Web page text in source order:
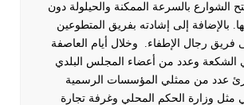
الشوارع بالسرعة الممكنة والحيلولة دون
بالإضافة إلى إشادته بفريق المتطوعين
فريق رجال الإطفاء.
وخلال أيام العاصفة
الشكعة وعدد من أعضاء المجلس البلدي
عدد من ممثلي المؤسسات الرسمية
مثل وزارة الحكم المحلي وغرفة تجارة